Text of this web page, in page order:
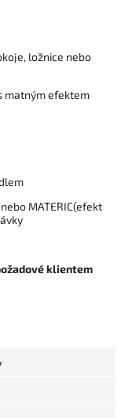
ložnice nebo
matným efektem
MATERIC(efekt
klientem